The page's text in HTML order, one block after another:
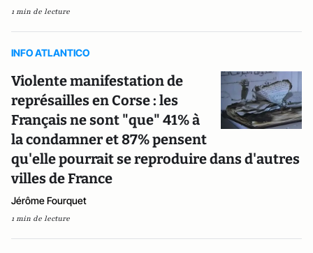
1 min de lecture
INFO ATLANTICO
Violente manifestation de
représailles en Corse : les
Français ne sont "que" 41% à
la condamner et 87% pensent
qu'elle pourrait se reproduire dans d'autres
villes de France
Jérôme Fourquet
1 min de lecture